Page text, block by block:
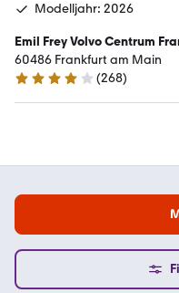
Modelljahr: 2026
Emil Frey Volvo Centrum
60486 Frankfurt am Main
3.8 Sterne
(268)